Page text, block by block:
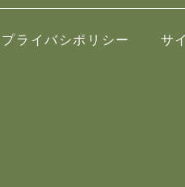
プライバシポリシー サ